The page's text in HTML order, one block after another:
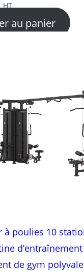
HT
au panier
à poulies 10
de gym